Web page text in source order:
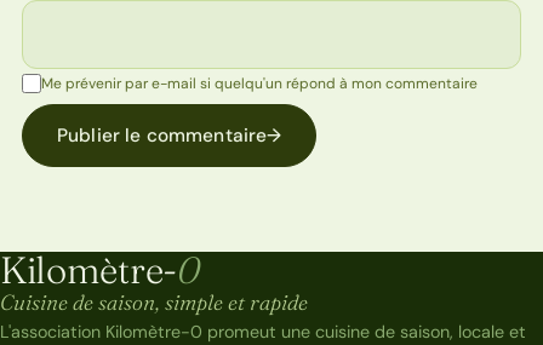
Me prévenir par e-mail si quelqu'un répond à mon commentaire
Publier le commentaire→
Kilomètre-0
Kilomètre-0
Cuisine de saison, simple et rapide
L'association Kilomètre-0 promeut une cuisine de saison, locale et